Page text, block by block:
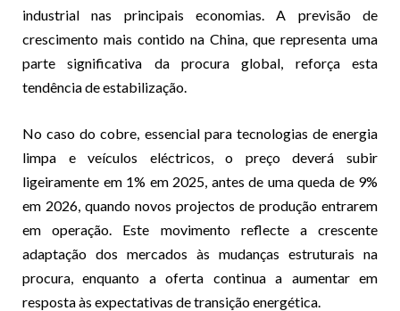
industrial nas principais economias. A previsão de
crescimento mais contido na China, que representa uma
parte significativa da procura global, reforça esta
tendência de estabilização.
No caso do cobre, essencial para tecnologias de energia
limpa e veículos eléctricos, o preço deverá subir
ligeiramente em 1% em 2025, antes de uma queda de 9%
em 2026, quando novos projectos de produção entrarem
em operação. Este movimento reflecte a crescente
adaptação dos mercados às mudanças estruturais na
procura, enquanto a oferta continua a aumentar em
resposta às expectativas de transição energética.